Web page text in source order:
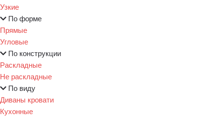
Узкие
По форме
Прямые
Угловые
По конструкции
Раскладные
Не раскладные
По виду
Диваны кровати
Кухонные